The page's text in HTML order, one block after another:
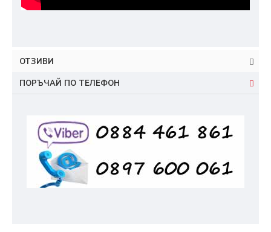
ОТЗИВИ
ПОРЪЧАЙ ПО ТЕЛЕФОН